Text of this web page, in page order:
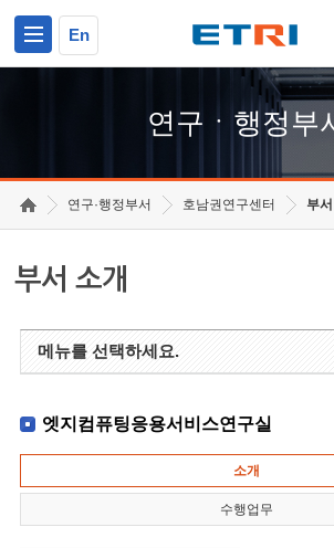
En
연구ㆍ행정부
연구·행정부서 호남권연구센터 부
부서 소개
메뉴를 선택하세요.
엣지컴퓨팅응용서비스연구실
소개
수행업무